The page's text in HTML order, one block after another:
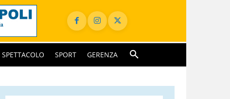
SPETTACOLO SPORT GERENZA